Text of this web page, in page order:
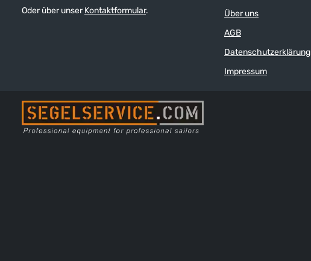
Oder über unserKontaktformular.
Über uns
AGB
Datenschutzerklärung
Impressum